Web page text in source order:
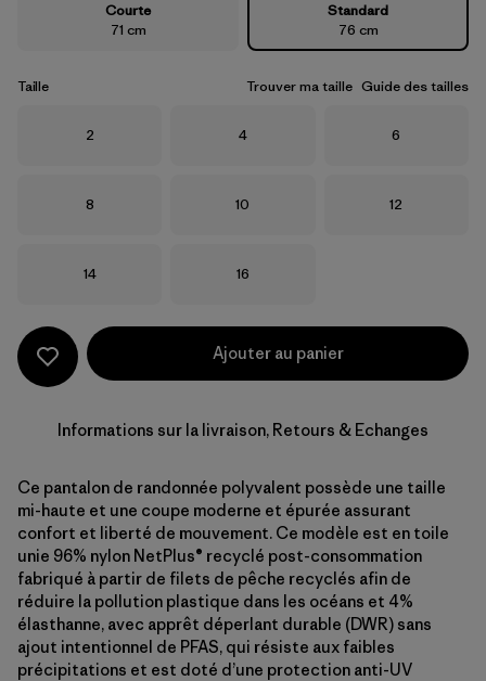
Courte
71 cm
Standard
76 cm
Taille Trouver ma taille Guide des tailles
Taille
2 Taille
4 Taille
6
Taille
8 Taille
10 Taille
12
Taille
14 Taille
16
Ajouter au panier
Informations sur la livraison, Retours & Echanges
Ce pantalon de randonnée polyvalent possède une taille
mi-haute et une coupe moderne et épurée assurant
confort et liberté de mouvement. Ce modèle est en toile
unie 96% nylon NetPlus® recyclé post-consommation
fabriqué à partir de filets de pêche recyclés afin de
réduire la pollution plastique dans les océans et 4%
élasthanne, avec apprêt déperlant durable (DWR) sans
ajout intentionnel de PFAS, qui résiste aux faibles
précipitations et est doté d’une protection anti-UV